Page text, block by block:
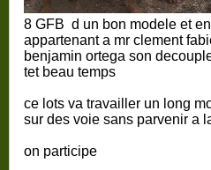
8 GFB d un bon modele et
appartenant a mr clement
benjamin ortega son
tet beau temps
ce lots va travailler un long
sur des voie sans parvenir a
on participe